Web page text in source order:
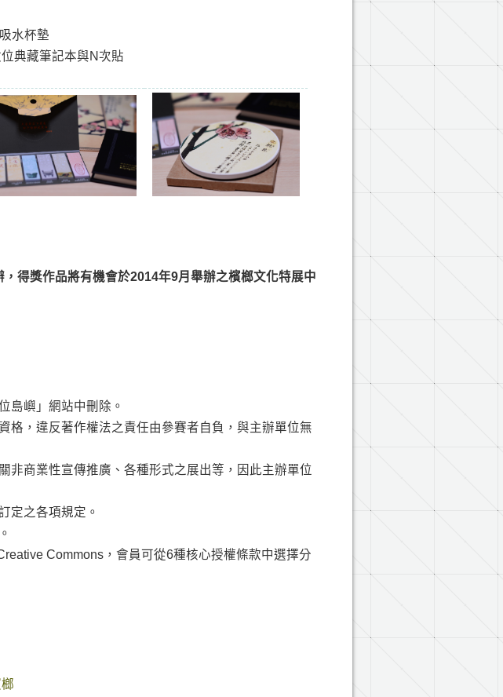
水杯墊
典藏筆記本與N次貼
得獎作品將有機會於2014年9月舉辦之檳榔文化特展中
島嶼」網站中刪除。
格，違反著作權法之責任由參賽者自負，與主辦單位無
非商業性宣傳推廣、各種形式之展出等，因此主辦單位
定之各項規定。
。
Commons，會員可從6種核心授權條款中選擇分